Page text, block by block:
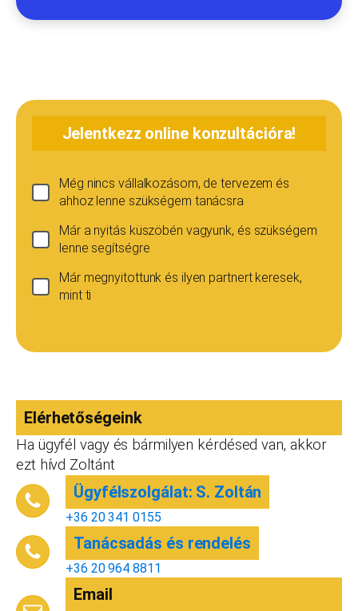
Jelentkezz online konzultációra!
Még nincs vállalkozásom, de tervezem és
ahhoz lenne szükségem tanácsra
Már a nyitás küszöbén vagyunk, és szükségem
lenne segítségre
Már megnyitottunk és ilyen partnert keresek,
mint ti
vállalkozást, ezt az összeget le tudjuk vonni a
dokumentációk, engedélyek árából így végül
is, ha nyitsz valamit, a konzultáció díjmentes.
Telefonszám
Email cím*
Elérhetőségeink
Ha ügyfél vagy és bármilyen kérdésed van, akkor
ezt hívd Zoltánt
Ügyfélszolgálat: S. Zoltán
+36 20 341 0155
Tanácsadás és rendelés
+36 20 964 8811
Email